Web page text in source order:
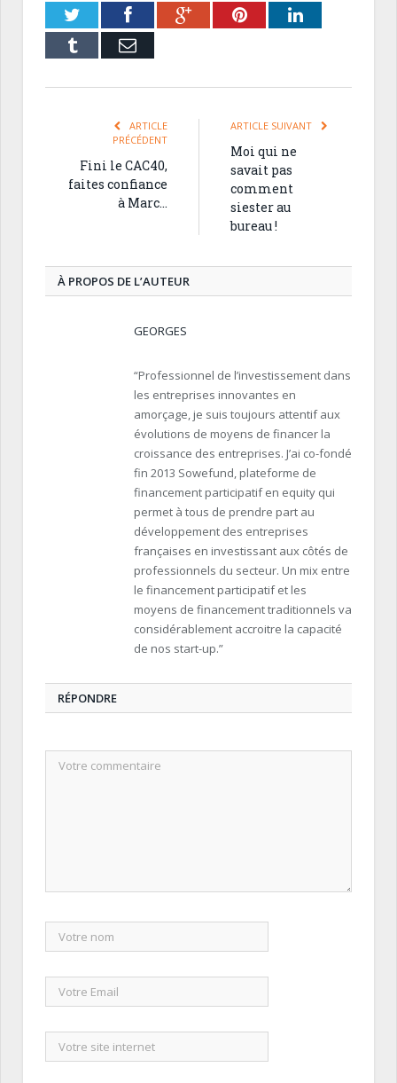
TwitterFacebookGoogle+PinterestLinkedIn
Tumblr Email
ARTICLE
PRÉCÉDENT
Fini le CAC40,
faites confiance
à Marc…
ARTICLE SUIVANT
Moi qui ne
savait pas
comment
siester au
bureau !
À PROPOS DE L’AUTEUR
GEORGES
“Professionnel de l’investissement dans
les entreprises innovantes en
amorçage, je suis toujours attentif aux
évolutions de moyens de financer la
croissance des entreprises. J’ai co-fondé
fin 2013 Sowefund, plateforme de
financement participatif en equity qui
permet à tous de prendre part au
développement des entreprises
françaises en investissant aux côtés de
professionnels du secteur. Un mix entre
le financement participatif et les
moyens de financement traditionnels va
considérablement accroitre la capacité
de nos start-up.”
RÉPONDRE